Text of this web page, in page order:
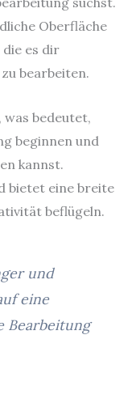
Oberfläche
es dir
bearbeiten.
, was bedeutet,
beginnen und
kannst.
bietet eine breite
beflügeln.
und
eine
Bearbeitung